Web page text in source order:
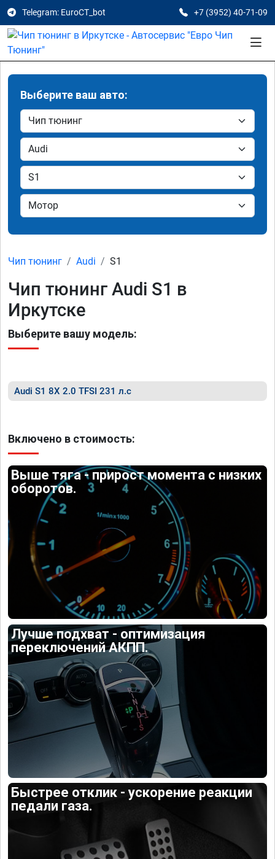
Telegram: EuroCT_bot +7 (3952) 40-71-09
Выберите ваш авто:
Чип тюнинг Audi S1
Чип тюнинг Audi S1 в
Иркутске
Выберите вашу модель:
Audi S1 8X 2.0 TFSI 231 л.с
Включено в стоимость:
Выше тяга - прирост момента с низких
оборотов.
Лучше подхват - оптимизация
переключений АКПП.
Быстрее отклик - ускорение реакции
педали газа.